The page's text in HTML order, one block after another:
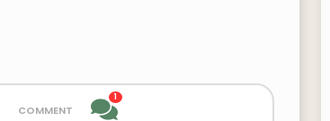
comment
1